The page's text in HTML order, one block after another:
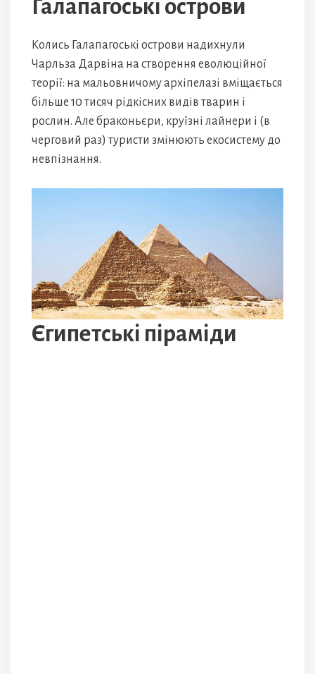
Галапагоські острови
Колись Галапагоські острови надихнули
Чарльза Дарвіна на створення еволюційної
теорії: на мальовничому архіпелазі вміщається
більше 10 тисяч рідкісних видів тварин і
рослин. Але браконьєри, круїзні лайнери і (в
черговий раз) туристи змінюють екосистему до
невпізнання.
Єгипетські піраміди